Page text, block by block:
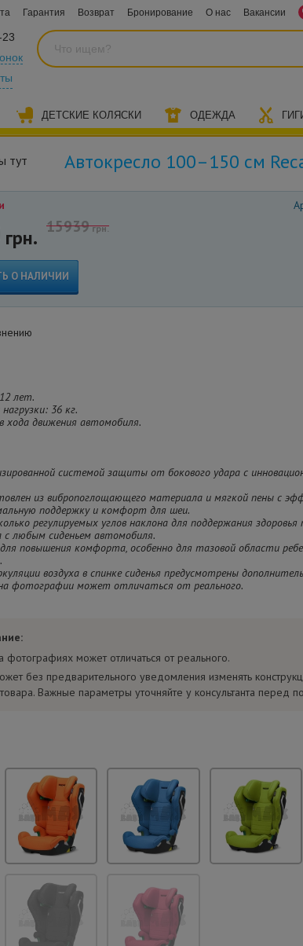
Гарантия Возврат Бронирование О нас Вакансии
ДЕТСКИЕ КОЛЯСКИ ОДЕЖДА
тут Автокресло 100–150 см
15939грн.
грн.
О НАЛИЧИИ
лет.
36 кг.
хода движения автомобиля.
системой защиты от бокового удара с
из вибропоглощающего материала и мягкой пены с
поддержку и комфорт для шеи.
регулируемых углов наклона для поддержания здоровья
с любым сиденьем автомобиля.
повышения комфорта, особенно для тазовой области
воздуха в спинке сиденья предусмотрены
фотографии может отличаться от реального.
фотографиях может отличаться от реального.
без предварительного уведомления изменять
Важные параметры уточняйте у консультанта перед